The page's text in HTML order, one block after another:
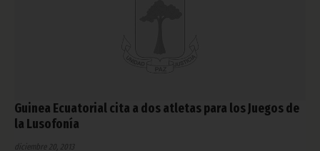
Guinea Ecuatorial cita a dos atletas para los Juegos de
la Lusofonía
diciembre 20, 2013